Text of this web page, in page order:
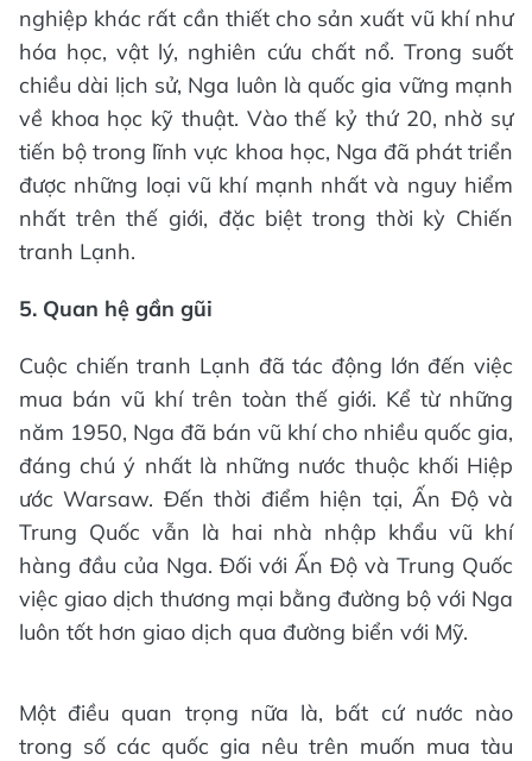
nghiệp khác rất cần thiết cho sản xuất vũ khí như
hóa học, vật lý, nghiên cứu chất nổ. Trong suốt
chiều dài lịch sử, Nga luôn là quốc gia vững mạnh
về khoa học kỹ thuật. Vào thế kỷ thứ 20, nhờ sự
tiến bộ trong lĩnh vực khoa học, Nga đã phát triển
được những loại vũ khí mạnh nhất và nguy hiểm
nhất trên thế giới, đặc biệt trong thời kỳ Chiến
tranh Lạnh.
5. Quan hệ gần gũi
Cuộc chiến tranh Lạnh đã tác động lớn đến việc
mua bán vũ khí trên toàn thế giới. Kể từ những
năm 1950, Nga đã bán vũ khí cho nhiều quốc gia,
đáng chú ý nhất là những nước thuộc khối Hiệp
ước Warsaw. Đến thời điểm hiện tại, Ấn Độ và
Trung Quốc vẫn là hai nhà nhập khẩu vũ khí
hàng đầu của Nga. Đối với Ấn Độ và Trung Quốc
việc giao dịch thương mại bằng đường bộ với Nga
luôn tốt hơn giao dịch qua đường biển với Mỹ.
Một điều quan trọng nữa là, bất cứ nước nào
trong số các quốc gia nêu trên muốn mua tàu